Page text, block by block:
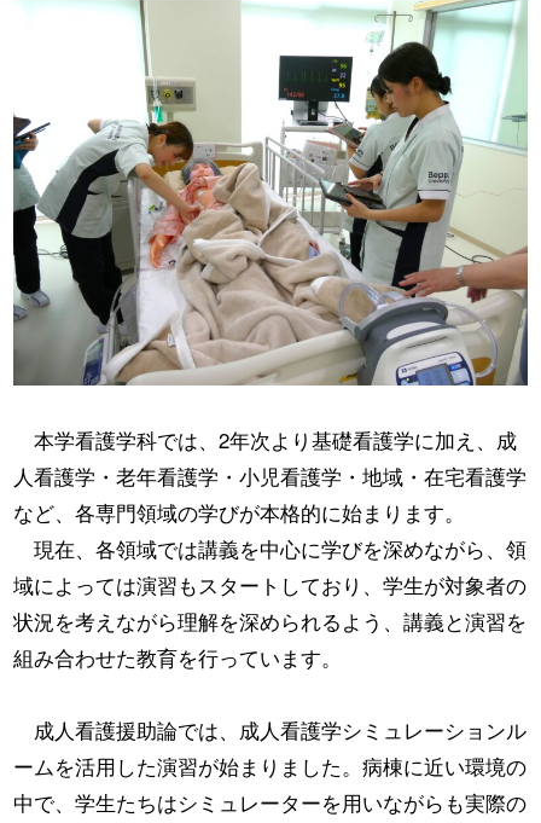
本学看護学科では、2年次より基礎看護学に加え、成
人看護学・老年看護学・小児看護学・地域・在宅看護学
など、各専門領域の学びが本格的に始まります。
現在、各領域では講義を中心に学びを深めながら、領
域によっては演習もスタートしており、学生が対象者の
状況を考えながら理解を深められるよう、講義と演習を
組み合わせた教育を行っています。
成人看護援助論では、成人看護学シミュレーションル
ームを活用した演習が始まりました。病棟に近い環境の
中で、学生たちはシミュレーターを用いながらも実際の